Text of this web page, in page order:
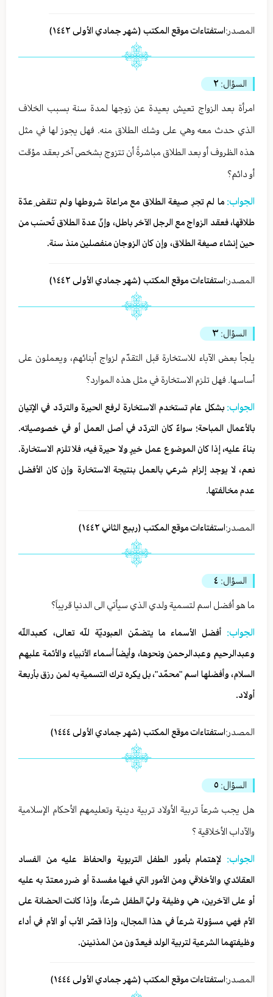
المصدر:استفتاءات موقع المكتب (شهر جمادي الأولی ١٤٤٢)
السؤال: ٢
امرأة بعد الزواج تعيش بعيدة عن زوجها لمدة سنة بسبب الخلاف
الذي حدث معه وهي على وشك الطلاق منه. فهل يجوز لها في مثل
هذه الظروف أو بعد الطلاق مباشرةً أن تتزوج بشخص آخر بعقد مؤقت
أو دائم؟
الجواب:ما لم تجرِ صيغة الطلاق مع مراعاة شروطها ولم تنقضِ عدّة
طلاقها، فعقد الزواج مع الرجل الآخر باطل، وإنّ عدة الطلاق تُحسَب من
حين إنشاء صيغة الطلاق، وإن كان الزوجان منفصلین منذ سنة.
المصدر:استفتاءات موقع المكتب (شهر جمادي الأولی ١٤٤٢)
السؤال: ٣
يلجأ بعض الآباء للاستخارة قبل التقدّم لزواج أبنائهم، ويعملون على
أساسها. فهل تلزم الاستخارة في مثل هذه الموارد؟
الجواب:بشكل عام تستخدم الاستخارة لرفع الحيرة والتردّد في الإتيان
بالأعمال المباحة؛ سواءٌ كان التردّد في أصل العمل أو في خصوصياته.
بناءً عليه، إذا كان الموضوع عمل خيرٍ ولا حيرة فيه، فلا تلزم الاستخارة.
نعم، لا يوجد إلزام شرعي بالعمل بنتيجة الاستخارة وإن كان الأفضل
عدم مخالفتها.
المصدر:استفتاءات موقع المكتب (ربیع الثاني ١٤٤٢)
السؤال: ٤
ما هو أفضل اسم لتسمية ولدي الذي سيأتي الى الدنيا قريباً؟
الجواب: أفضل الأسماء ما يتضمّن العبوديّة للّه تعالى، كعبداللّه
وعبدالرحيم وعبدالرحمن ونحوها، وأيضاً أسماء الأنبياء والأئمة عليهم
السلام، وأفضلها اسم "محمّد"، بل يكره ترك التسمية به لمن رزق بأربعة
أولاد.
المصدر:استفتاءات موقع المكتب (شهر جمادي الأولی ١٤٤٤)
السؤال: ٥
هل يجب شرعاً تربية الأولاد تربية دينية وتعليمهم الأحكام الإسلامية
والآداب الأخلاقية ؟
الجواب: لإهتمام بأمور الطفل التربوية والحفاظ عليه من الفساد
العقائدي والأخلاقي ومن الأمور التي فيها مفسدة أو ضرر معتدّ به عليه
أو على الآخرين، هي وظيفة وليّ الطفل شرعاً، وإذا كانت الحضانة على
الأم فهي مسؤولة شرعاً في هذا المجال، وإذا قصّر الأب أو الأم في أداء
وظيفتهما الشرعية لتربية الولد فيعدّون من المذنينن.
المصدر:استفتاءات موقع المكتب (شهر جمادي الأولی ١٤٤٤)